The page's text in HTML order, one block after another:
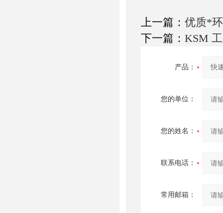
上一篇： 优质*
下一篇： KSM
产品：
您的单位：
您的姓名：
联系电话：
常用邮箱：